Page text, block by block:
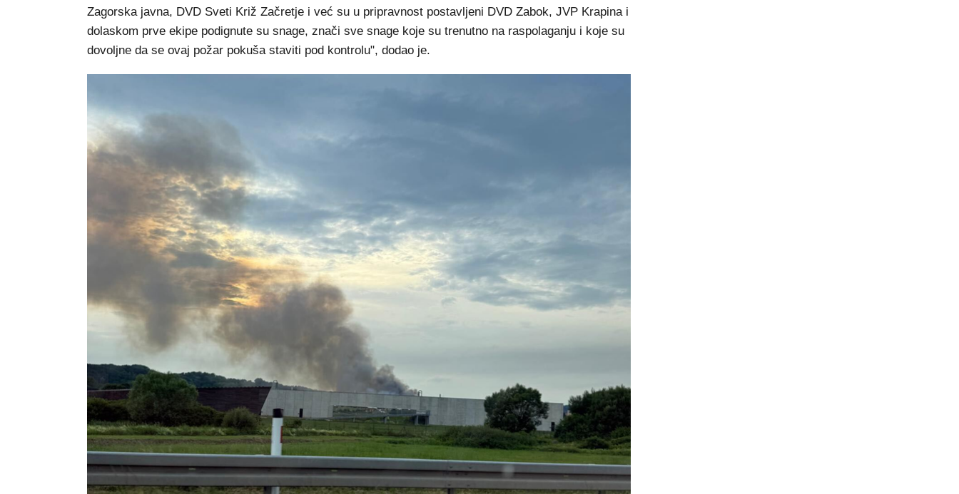
Zagorska javna, DVD Sveti Križ Začretje i već su u pripravnost postavljeni DVD Zabok, JVP Krapina i
dolaskom prve ekipe podignute su snage, znači sve snage koje su trenutno na raspolaganju i koje su
dovoljne da se ovaj požar pokuša staviti pod kontrolu", dodao je.